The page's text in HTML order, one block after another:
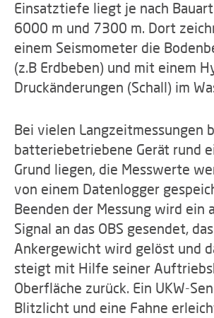
Einsatztiefe liegt je nach
6000 m und 7300 m. Dort
einem Seismometer die
(z.B Erdbeben) und mit einem
Druckänderungen (Schall) im
Bei vielen Langzeitmessungen
batteriebetriebene Gerät rund
Grund liegen, die Messwerte
von einem Datenlogger
Beenden der Messung wird ein
Signal an das OBS gesendet, das
Ankergewicht wird gelöst und
steigt mit Hilfe seiner
Oberfläche zurück. Ein UKW-
Blitzlicht und eine Fahne